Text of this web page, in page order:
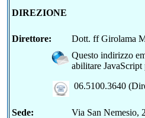
DIREZIONE
Direttore: Dott. ff Girolama
Questo indirizzo
abilitare JavaScript
06.5100.3640
Sede:
Via San Nemesio,